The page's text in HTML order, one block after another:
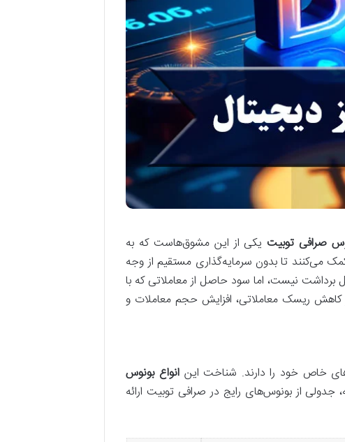
صرافی توبیت یکی از این مشوق‌هاست که به
کمک می‌کنند تا بدون سرمایه‌گذاری مستقیم از وجه
نیست، اما سود حاصل از معاملاتی که با
کاهش ریسک معاملاتی، افزایش حجم معاملات و
خاص خود را دارند. شناخت این انواع بونوس
جدولی از بونوس‌های رایج در صرافی توبیت ارائه